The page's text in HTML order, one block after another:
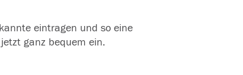
eintragen und so eine
ganz bequem ein.